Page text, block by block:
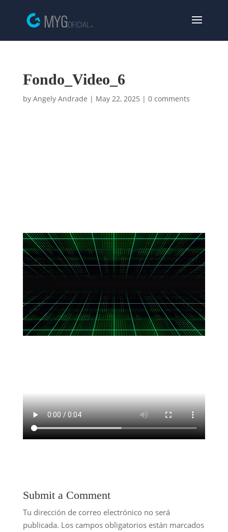
Fondo_Video_6
by Angely Andrade | May 22, 2025 | 0 comments
Submit a Comment
Tu dirección de correo electrónico no será
publicada. Los campos obligatorios están marcados